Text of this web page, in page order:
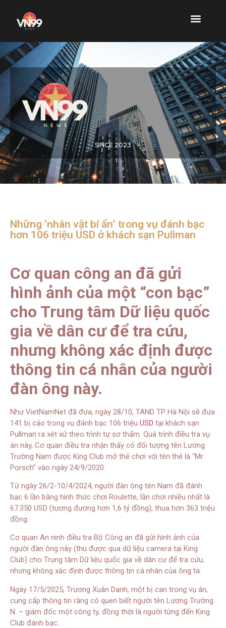
SINCE 2023
Những ‘nhân vật bí ẩn’ trong vụ đánh bạc
hơn 106 triệu USD ở khách sạn Pullman
Cơ quan công an đã gửi
hình ảnh của một “con bạc”
cho Trung tâm Dữ liệu quốc
gia về dân cư để tra cứu,
nhưng không xác định được
thông tin cá nhân của người
đàn ông này.
Như VietNamNet đã đưa, ngày 28/10, TAND TP Hà Nội sẽ đưa
141 bị cáo trong vụ đánh bạc 106 triệu USD tại khách sạn
Pullman ra xét xử theo trình tự sơ thẩm. Quá trình điều tra vụ
án này, Cơ quan điều tra nhận thấy có đối tượng tên Lương
Trường Nam được King Club mở thẻ chơi với tên thẻ là “Mr
Porsch” vào ngày 24/9/2020.
Từ ngày 26/2-10/4/2024, người đàn ông tên Nam đã đánh
bạc 6 lần bằng hình thức chơi Roulette, lần chơi nhiều nhất là
67.350 USD (tương đương hơn 1,6 tỷ đồng); thua hơn 363 triệu
đồng.
Cơ quan An ninh điều tra Bộ Công an đã gửi hình ảnh của
người đàn ông này (thu được qua dữ liệu camera tại King
Club) cho Trung tâm Dữ liệu quốc gia về dân cư để tra cứu,
nhưng không xác định được thông tin cá nhân của ông ta.
Ngày 17/5/2025, Trương Xuân Danh, một bị can trong vụ án,
cung cấp thông tin rằng có quen biết người tên Lương Trường
N. – giám đốc một công ty, đồng thời là người từng đến King
Club đánh bạc.